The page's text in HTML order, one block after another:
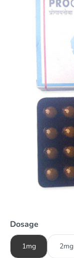
Dosage
1mg 2mg